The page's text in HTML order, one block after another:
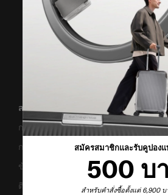
สมัครสมาชิกและรับคูปองแ
500 บ
สำหรับคำสั่งซื้อตั้งแต่ 6,900
สนับสนุน/คำถามที่พบบ่อย
การขนส่งและการจัดส่ง
การคืนสินค้าและการคืนเงิน
ข้อกำหนดและเงื่อนไขการรับประกัน
ติดต่อเรา